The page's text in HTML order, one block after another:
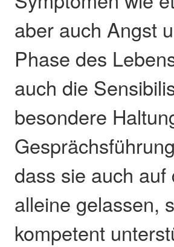
aber auch Angst
Phase des
auch die
besondere
dass sie auch
alleine gelassen,
kompetent